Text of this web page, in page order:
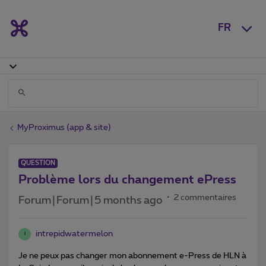
FR
MyProximus (app & site)
QUESTION
Problème lors du changement ePress
Forum|Forum|5 months ago 2 commentaires
intrepidwatermelon
Je ne peux pas changer mon abonnement e-Press de HLN à